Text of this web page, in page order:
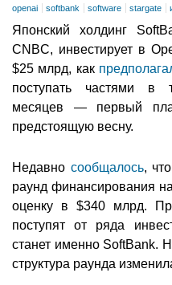
openai softbank software stargate
Японский холдинг
CNBC, инвестирует в
$25 млрд, как
поступать частями в
месяцев — первый
предстоящую весну.
Недавно сообщалось,
раунд финансирования
оценку в $340 млрд.
поступят от ряда
станет именно SoftBank.
структура раунда